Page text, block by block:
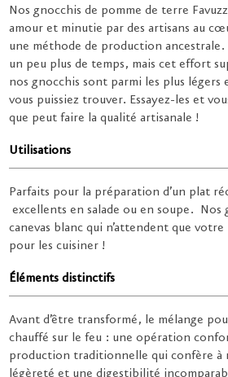
Nos gnocchis de pomme de terre
amour et minutie par des artisans au
une méthode de production
un peu plus de temps, mais cet effort
nos gnocchis sont parmi les plus légers
vous puissiez trouver. Essayez-les et
que peut faire la qualité artisanale !
Utilisations
Parfaits pour la préparation d’un plat
excellents en salade ou en soupe. Nos
canevas blanc qui n’attendent que
pour les cuisiner !
Éléments distinctifs
Avant d’être transformé, le mélange
chauffé sur le feu : une opération
production traditionnelle qui confère à